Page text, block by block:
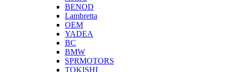
BENOD
Lambretta
OEM
YADEA
BC
BMW
SPRMOTORS
TOKISHI